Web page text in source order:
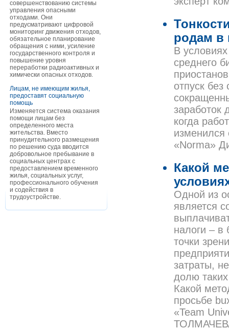
совершенствованию системы
управления опасными
отходами. Они
предусматривают цифровой
мониторинг движения отходов,
обязательное планирование
обращения с ними, усиление
государственного контроля и
повышение уровня
переработки радиоактивных и
химически опасных отходов.
Лицам, не имеющим жилья,
предоставят социальную
помощь
Изменяется система оказания
помощи лицам без
определенного места
жительства. Вместо
принудительного размещения
по решению суда вводится
добровольное пребывание в
социальных центрах с
предоставлением временного
жилья, социальных услуг,
профессионального обучения
и содействия в
трудоустройстве.
родам в
В
среднего
отпуск
заработок
когда
изменился
«Norma»
Какой
Одной из
является
налоги – в
точки
затраты,
долю
Какой
просьбе
«Team